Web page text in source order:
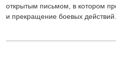
открытым письмом, в котором
и прекращение боевых действий.